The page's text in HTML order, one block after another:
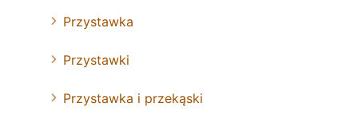
Przystawka
Przystawki
Przystawka i przekąski